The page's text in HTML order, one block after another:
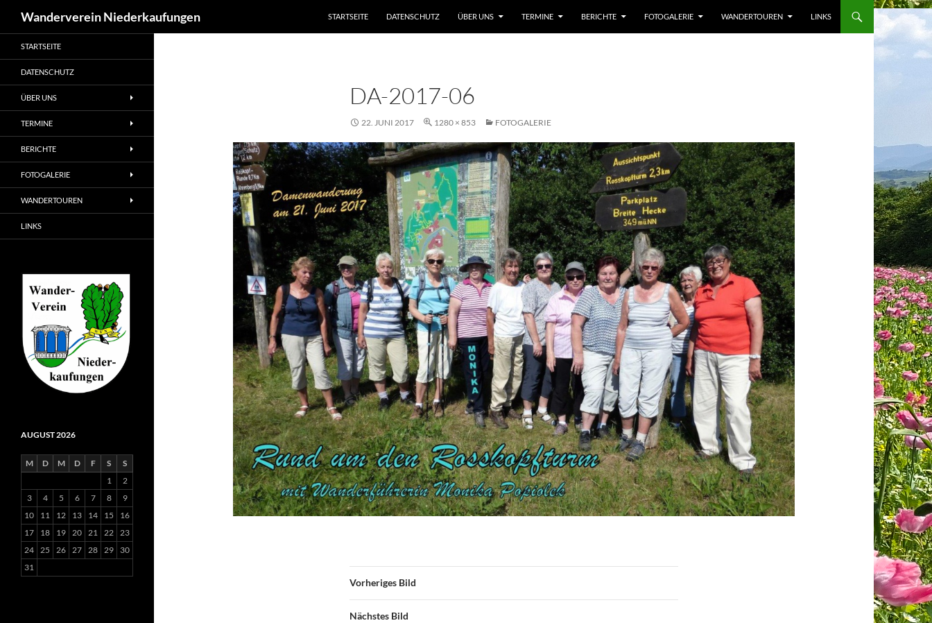
Wanderverein Niederkaufungen
STARTSEITE
DATENSCHUTZ ÜBER UNS TERMINE BERICHTE FOTOGALERIE WANDERTOUREN LINKS
DA-2017-06
22. JUNI 2017 1280 × 853 FOTOGALERIE
Vorheriges Bild
Nächstes Bild
STARTSEITE
DATENSCHUTZ
ÜBER UNS
TERMINE
BERICHTE
FOTOGALERIE
WANDERTOUREN
LINKS
AUGUST 2026
M D M D F S
S
1
2
3
4 5 6 7 8
9
10
11 12 13 14 15
16
17
18 19 20 21 22 23
24 25 26 27 28 29
30
31